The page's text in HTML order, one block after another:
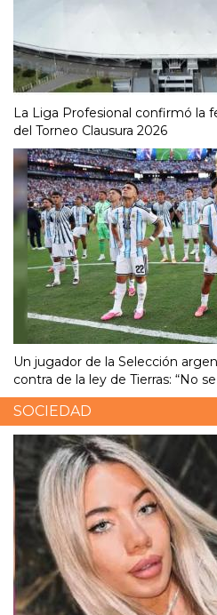
La Liga Profesional confirmó la
del Torneo Clausura 2026
Un jugador de la Selección
contra de la ley de Tierras: “No
SOCIEDAD